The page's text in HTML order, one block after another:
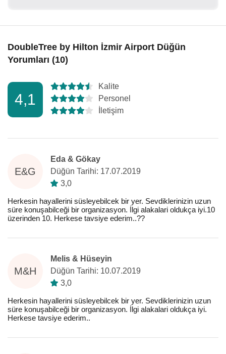
DoubleTree by Hilton İzmir Airport Düğün
Yorumları (10)
4,1
Kalite
Personel
İletişim
E&G
Eda & Gökay
Düğün Tarihi: 17.07.2019
3,0
Herkesin hayallerini süsleyebilcek bir yer. Sevdiklerinizin uzun
süre konuşabilceği bir organizasyon. İlgi alakalari oldukça iyi.10
üzerinden 10. Herkese tavsiye ederim..??
M&H
Melis & Hüseyin
Düğün Tarihi: 10.07.2019
3,0
Herkesin hayallerini süsleyebilcek bir yer. Sevdiklerinizin uzun
süre konuşabilceği bir organizasyon. İlgi alakalari oldukça iyi.
Herkese tavsiye ederim..